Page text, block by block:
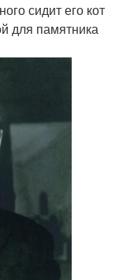
сидит его кот
для памятника